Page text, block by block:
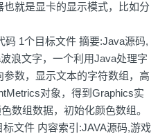
就是显卡的显示模式，比如分
1个目标文件 摘要:Java源码,
文字，一个利用Java处理字
数，显示文本的字符数组，高
对象，得到Graphics实
数组数据，初始化颜色数组。
文件 内容索引:JAVA源码,游戏